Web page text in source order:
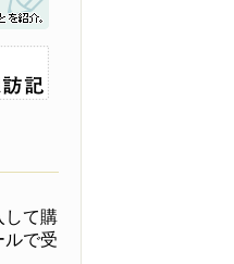
して購
ルで受